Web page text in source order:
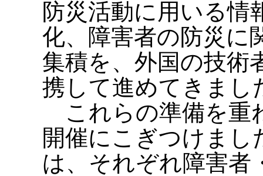
防災活動に用いる情
化、障害者の防災に
集積を、外国の技術
携して進めてきまし
これらの準備を重
開催にこぎつけまし
は、それぞれ障害者